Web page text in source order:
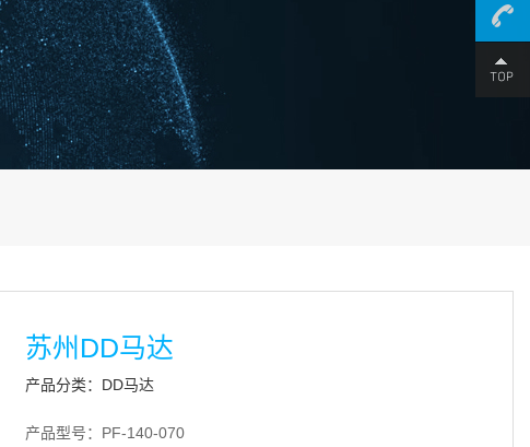
苏州DD马达
产品分类：DD马达
产品型号：PF-140-070
0512-